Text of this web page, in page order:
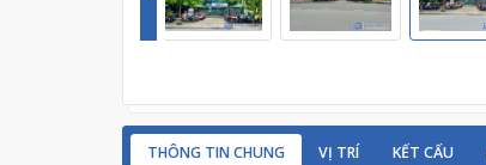
THÔNG TIN CHUNG VỊ TRÍ KẾT CẤU